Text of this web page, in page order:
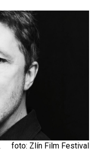
foto: Zlín Film Festival